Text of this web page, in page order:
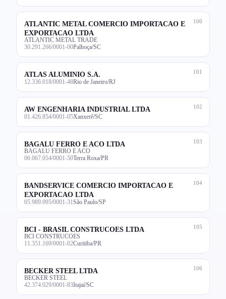
100
ATLANTIC METAL COMERCIO IMPORTACAO E
EXPORTACAO LTDA
ATLANTIC METAL TRADE
30.291.266/0001-00Palhoça/SC
101
ATLAS ALUMINIO S.A.
12.336.018/0001-48Rio de Janeiro/RJ
102
AW ENGENHARIA INDUSTRIAL LTDA
01.426.854/0001-05Xanxerê/SC
103
BAGALU FERRO E ACO LTDA
BAGALU FERRO E ACO
06.067.054/0001-50Terra Roxa/PR
104
BANDSERVICE COMERCIO IMPORTACAO E
EXPORTACAO LTDA
05.989.095/0001-31 São Paulo/SP
105
BCI - BRASIL CONSTRUCOES LTDA
BCI CONSTRUCOES
11.351.169/0001-02Curitiba/PR
106
BECKER STEEL LTDA
BECKER STEEL
42.374.029/0001-83Itajaí/SC